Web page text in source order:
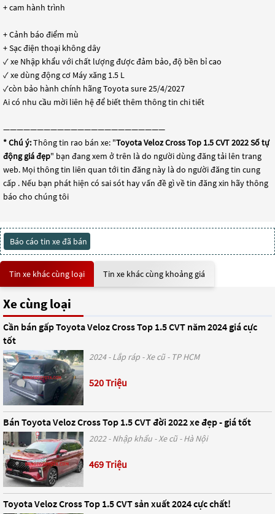
+ cam hành trình
+ Cảnh báo điểm mù
+ Sạc điện thoại không dây
✓ xe Nhập khẩu với chất lượng được đảm bảo, độ bền bỉ cao
✓ xe dùng động cơ Máy xăng 1.5 L
✓còn bảo hành chính hãng Toyota sure 25/4/2027
Ai có nhu cầu mời liên hệ để biết thêm thông tin chi tiết
————————————————————————
* Chú ý:Thông tin rao bán xe: "Toyota Veloz Cross Top 1.5 CVT 2022 Số tự
động giá đẹp" bạn đang xem ở trên là do người dùng đăng tải lên trang
web. Mọi thông tin liên quan tới tin đăng này là do người đăng tin cung
cấp . Nếu bạn phát hiện có sai sót hay vấn đề gì về tin đăng xin hãy thông
báo cho chúng tôi
Báo cáo tin xe đã bán
Tin xe khác cùng loại Tin xe khác cùng khoảng giá
Xe cùng loại
Cần bán gấp Toyota Veloz Cross Top 1.5 CVT năm 2024 giá cực
tốt
2024 - Lắp ráp - Xe cũ - TP HCM
520 Triệu
Bán Toyota Veloz Cross Top 1.5 CVT đời 2022 xe đẹp - giá tốt
2022 - Nhập khẩu - Xe cũ - Hà Nội
469 Triệu
Toyota Veloz Cross Top 1.5 CVT sản xuất 2024 cực chất!